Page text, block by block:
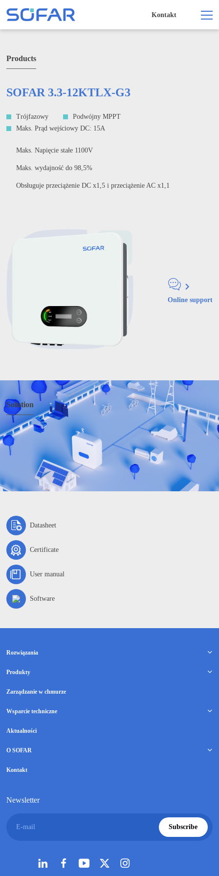
Kontakt
Products
SOFAR 3.3-12KTLX-G3
Trójfazowy
Podwójny MPPT
Maks. Prąd wejściowy DC: 15A
Maks. Napięcie stałe 1100V
Maks. wydajność do 98,5%
Obsługuje przeciążenie DC x1,5 i przeciążenie AC x1,1
Online support
Solution
Datasheet
Certificate
User manual
Software
Rozwiązania
Produkty
Zarządzanie w chmurze
Wsparcie techniczne
Aktualności
O SOFAR
Kontakt
Newsletter
E-mail Subscribe